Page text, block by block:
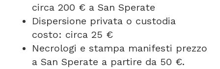
circa 200 € a San Sperate
Dispersione privata o custodia
costo: circa 25 €
Necrologi e stampa manifesti prezzo
a San Sperate a partire da 50 €.